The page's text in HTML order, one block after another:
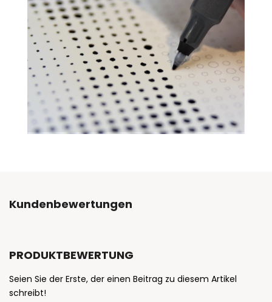
Kundenbewertungen
PRODUKTBEWERTUNG
Seien Sie der Erste, der einen Beitrag zu diesem Artikel
schreibt!